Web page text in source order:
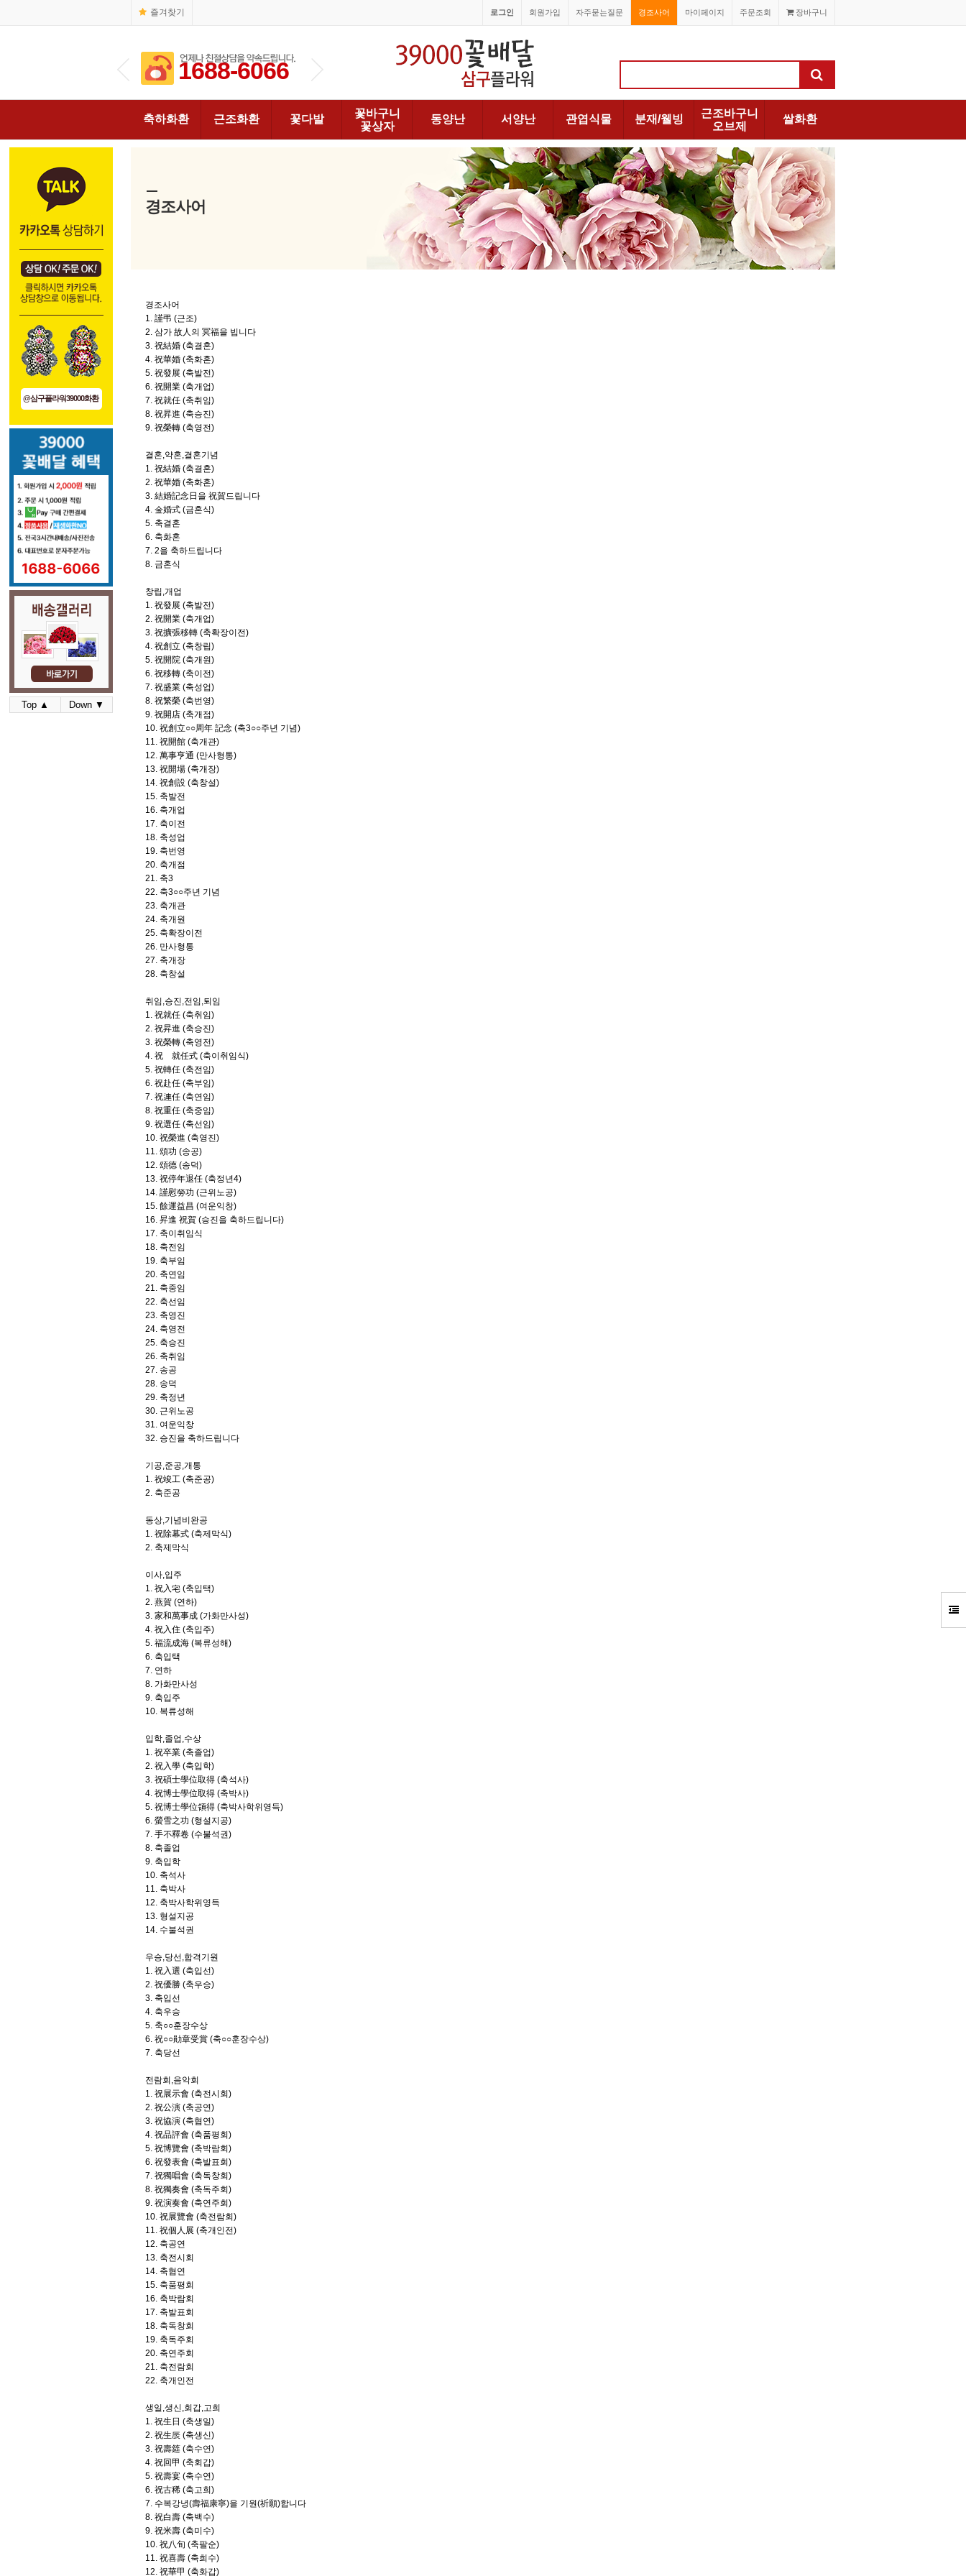
즐겨찾기 장바구니
주문조회
마이페이지
경조사어
자주묻는질문
회원가입
로그인
1688-6066 1688-6066 1688-6066
축하화환 근조화환 꽃다발
꽃바구니
꽃상자
동양난 서양난 관엽식물 분재/웰빙
근조바구니
오브제
쌀화환
@삼구플라워39000화환
Top ▲ Down ▼
경조사어
경조사어
1. 謹弔 (근조)
2. 삼가 故人의 冥福을 빕니다
3. 祝結婚 (축결혼)
4. 祝華婚 (축화혼)
5. 祝發展 (축발전)
6. 祝開業 (축개업)
7. 祝就任 (축취임)
8. 祝昇進 (축승진)
9. 祝榮轉 (축영전)
결혼,약혼,결혼기념
1. 祝結婚 (축결혼)
2. 祝華婚 (축화혼)
3. 結婚記念日을 祝賀드립니다
4. 金婚式 (금혼식)
5. 축결혼
6. 축화혼
7. 2을 축하드립니다
8. 금혼식
창립,개업
1. 祝發展 (축발전)
2. 祝開業 (축개업)
3. 祝擴張移轉 (축확장이전)
4. 祝創立 (축창립)
5. 祝開院 (축개원)
6. 祝移轉 (축이전)
7. 祝盛業 (축성업)
8. 祝繁榮 (축번영)
9. 祝開店 (축개점)
10. 祝創立○○周年 記念 (축3○○주년 기념)
11. 祝開館 (축개관)
12. 萬事亨通 (만사형통)
13. 祝開場 (축개장)
14. 祝創設 (축창설)
15. 축발전
16. 축개업
17. 축이전
18. 축성업
19. 축번영
20. 축개점
21. 축3
22. 축3○○주년 기념
23. 축개관
24. 축개원
25. 축확장이전
26. 만사형통
27. 축개장
28. 축창설
취임,승진,전임,퇴임
1. 祝就任 (축취임)
2. 祝昇進 (축승진)
3. 祝榮轉 (축영전)
4. 祝離就任式 (축이취임식)
5. 祝轉任 (축전임)
6. 祝赴任 (축부임)
7. 祝連任 (축연임)
8. 祝重任 (축중임)
9. 祝選任 (축선임)
10. 祝榮進 (축영진)
11. 頌功 (송공)
12. 頌德 (송덕)
13. 祝停年退任 (축정년4)
14. 謹慰勞功 (근위노공)
15. 餘運益昌 (여운익창)
16. 昇進 祝賀 (승진을 축하드립니다)
17. 축이취임식
18. 축전임
19. 축부임
20. 축연임
21. 축중임
22. 축선임
23. 축영진
24. 축영전
25. 축승진
26. 축취임
27. 송공
28. 송덕
29. 축정년
30. 근위노공
31. 여운익창
32. 승진을 축하드립니다
기공,준공,개통
1. 祝竣工 (축준공)
2. 축준공
동상,기념비완공
1. 祝除幕式 (축제막식)
2. 축제막식
이사,입주
1. 祝入宅 (축입택)
2. 燕賀 (연하)
3. 家和萬事成 (가화만사성)
4. 祝入住 (축입주)
5. 福流成海 (복류성해)
6. 축입택
7. 연하
8. 가화만사성
9. 축입주
10. 복류성해
입학,졸업,수상
1. 祝卒業 (축졸업)
2. 祝入學 (축입학)
3. 祝碩士學位取得 (축석사)
4. 祝博士學位取得 (축박사)
5. 祝博士學位領得 (축박사학위영득)
6. 螢雪之功 (형설지공)
7. 手不釋卷 (수불석권)
8. 축졸업
9. 축입학
10. 축석사
11. 축박사
12. 축박사학위영득
13. 형설지공
14. 수불석권
우승,당선,합격기원
1. 祝入選 (축입선)
2. 祝優勝 (축우승)
3. 축입선
4. 축우승
5. 축○○훈장수상
6. 祝○○勛章受賞 (축○○훈장수상)
7. 축당선
전람회,음악회
1. 祝展示會 (축전시회)
2. 祝公演 (축공연)
3. 祝協演 (축협연)
4. 祝品評會 (축품평회)
5. 祝博覽會 (축박람회)
6. 祝發表會 (축발표회)
7. 祝獨唱會 (축독창회)
8. 祝獨奏會 (축독주회)
9. 祝演奏會 (축연주회)
10. 祝展覽會 (축전람회)
11. 祝個人展 (축개인전)
12. 축공연
13. 축전시회
14. 축협연
15. 축품평회
16. 축박람회
17. 축발표회
18. 축독창회
19. 축독주회
20. 축연주회
21. 축전람회
22. 축개인전
생일,생신,회갑,고희
1. 祝生日 (축생일)
2. 祝生辰 (축생신)
3. 祝壽筵 (축수연)
4. 祝回甲 (축회갑)
5. 祝壽宴 (축수연)
6. 祝古稀 (축고희)
7. 수복강녕(壽福康寧)을 기원(祈願)합니다
8. 祝白壽 (축백수)
9. 祝米壽 (축미수)
10. 祝八旬 (축팔순)
11. 祝喜壽 (축희수)
12. 祝華甲 (축화갑)